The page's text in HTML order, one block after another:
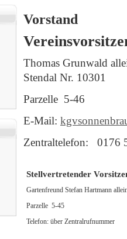
Vorstand
Thomas Grunwald
Stendal Nr. 10301
Parzelle 5-46
E-Mail:
Zentraltelefon: 0176
Stellvertretender
Gartenfreund Stefan Hartmann
Parzelle 5-45
Telefon: über Zentralrufnummer